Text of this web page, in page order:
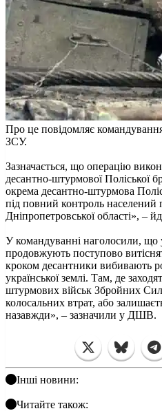
Про це повідомляє
ЗСУ.
Зазначається, що операцію
десантно-штурмової Поліської
окрема десантно-штурмова
під повний контроль населений
Дніпропетровської області», –
У командуванні наголосили, що
продовжують поступово
кроком десантники вибивають
української землі. Там, де
штурмових військ Збройних
колосальних втрат, або
назавжди», – зазначили у ДШВ.
Інші новини:
Читайте також: